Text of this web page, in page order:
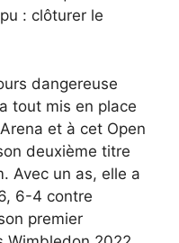
: clôturer le
dangereuse
tout mis en place
et à cet Open
deuxième titre
Avec un as, elle a
6-4 contre
premier